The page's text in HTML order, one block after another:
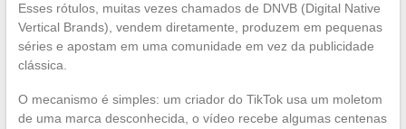
Esses rótulos, muitas vezes chamados de DNVB (Digital Native
Vertical Brands), vendem diretamente, produzem em pequenas
séries e apostam em uma comunidade em vez da publicidade
clássica.
O mecanismo é simples: um criador do TikTok usa um moletom
de uma marca desconhecida, o vídeo recebe algumas centenas